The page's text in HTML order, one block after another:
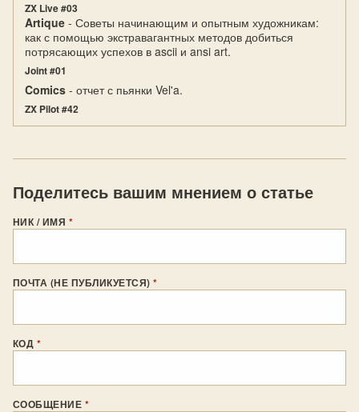
ZX Live #03
Artique - Советы начинающим и опытным художникам:
как с помощью экстравагантных методов добиться
потрясающих успехов в ascii и ansi art.
Joint #01
Comics - отчет с пьянки Vel'a.
ZX Pilot #42
Поделитесь вашим мнением о статье
НИК / ИМЯ *
ПОЧТА (НЕ ПУБЛИКУЕТСЯ)*
КОД *
СООБЩЕНИЕ *